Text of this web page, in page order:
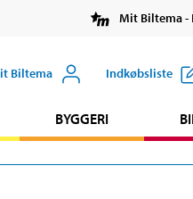
Mit Biltema-
Biltema Indkøbsliste
BYGGERI